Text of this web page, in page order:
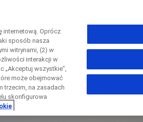
Disease Muscular Dystrophy
Zamknij
Zamknij
Zamknij
Zamknij
internetową. Oprócz
sposób nasza
witrynami, (2) w
interakcji w
„Akceptuj wszystkie”,
może obejmować
trzecim, na zasadach
skonfigurowa